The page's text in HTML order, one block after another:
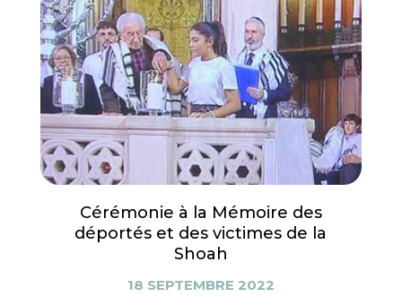
Cérémonie à la Mémoire des
déportés et des victimes de la
Shoah
18 SEPTEMBRE 2022